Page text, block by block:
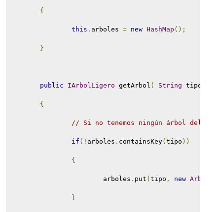
{
this . arboles = new HashMap ();
}
public IArbolLigero getArbol ( String tipo
{
// Si no tenemos ningún árbol del
if (! arboles . containsKey( tipo ))
{
arboles . put ( tipo , new Arbol
}